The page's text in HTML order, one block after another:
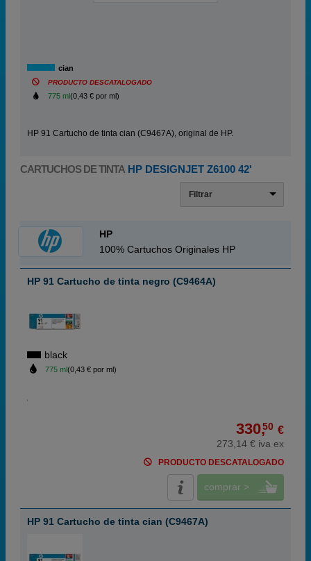
cian
PRODUCTO DESCATALOGADO
775 ml(0,43 € por ml)
HP 91 Cartucho de tinta cian (C9467A), original de HP.
CARTUCHOS DE TINTA HP DESIGNJET Z6100 42'
Filtrar
HP
100% Cartuchos Originales HP
HP 91 Cartucho de tinta negro (C9464A)
black
775 ml(0,43 € por ml)
330,50 €
273,14 € iva ex
PRODUCTO DESCATALOGADO
comprar >
HP 91 Cartucho de tinta cian (C9467A)